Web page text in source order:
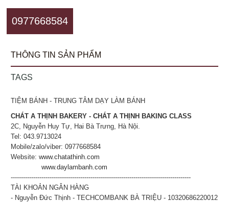
0977668584
THÔNG TIN SẢN PHẨM
TAGS
TIỆM BÁNH - TRUNG TÂM DẠY LÀM BÁNH
CHÁT A THỊNH BAKERY - CHÁT A THỊNH BAKING CLASS
2C, Nguyễn Huy Tự, Hai Bà Trưng, Hà Nội.
Tel: 043.9713024
Mobile/zalo/viber: 0977668584
Website:www.chatathinh.com
www.daylambanh.com
----------------------------------------------------------------------------------------
TÀI KHOẢN NGÂN HÀNG
- Nguyễn Đức Thịnh - TECHCOMBANK BÀ TRIỆU - 10320686220012